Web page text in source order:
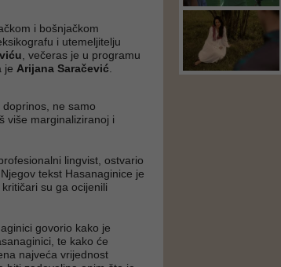
i bošnjačkom
i utemeljitelju
, večeras je u programu
je Arijana Saračević
ne samo
više marginaliziranoj i
lingvist, ostvario
tekst Hasanaginice je
su ga ocijenili
govorio kako je
te kako će
najveća vrijednost